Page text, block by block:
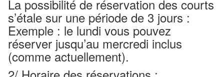
La possibilité de réservation des courts
s’étale sur une période de 3 jours :
Exemple : le lundi vous pouvez
réserver jusqu’au mercredi inclus
(comme actuellement).